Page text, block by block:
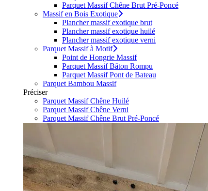
Parquet Massif Chêne Brut Pré-Poncé
Massif en Bois Exotique
Plancher massif exotique brut
Plancher massif exotique huilé
Plancher massif exotique verni
Parquet Massif à Motif
Point de Hongrie Massif
Parquet Massif Bâton Rompu
Parquet Massif Pont de Bateau
Parquet Bambou Massif
Préciser
Parquet Massif Chêne Huilé
Parquet Massif Chêne Verni
Parquet Massif Chêne Brut Pré-Poncé